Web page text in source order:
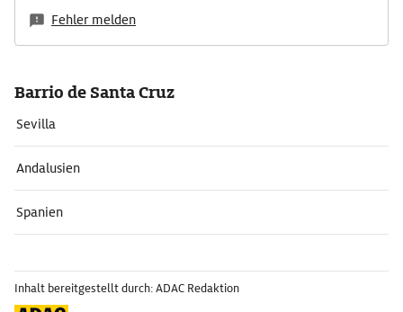
Fehler melden
Barrio de Santa Cruz
Sevilla
Andalusien
Spanien
Inhalt bereitgestellt durch: ADAC Redaktion